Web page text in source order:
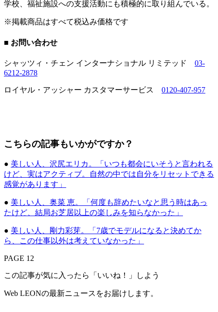
学校、福祉施設への支援活動にも積極的に取り組んでいる。
※掲載商品はすべて税込み価格です
■ お問い合わせ
シャッツィ・チェン インターナショナル リミテッド 03-
6212-2878
ロイヤル・アッシャー カスタマーサービス 0120-407-957
こちらの記事もいかがですか？
● 美しい人、沢尻エリカ。「いつも都会にいそうと言われる
けど、実はアクティブ。自然の中では自分をリセットできる
感覚があります」
● 美しい人、奥菜 恵。「何度も辞めたいなと思う時はあっ
たけど、結局お芝居以上の楽しみを知らなかった」
● 美しい人、剛力彩芽。「7歳でモデルになると決めてか
ら、この仕事以外は考えていなかった」
PAGE 12
この記事が気に入ったら「いいね！」しよう
Web LEONの最新ニュースをお届けします。